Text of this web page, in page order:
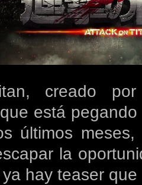
creado
está
últimos
la
hay teaser que